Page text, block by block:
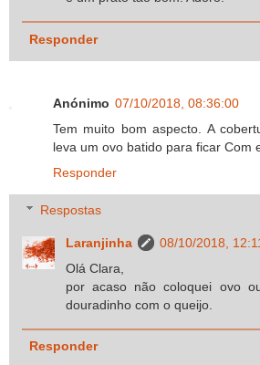
Responder
Anónimo 07/10/2018, 08:36:00
Tem muito bom aspecto. A
leva um ovo batido para ficar Com
Responder
Respostas
Laranjinha
08/10/2018,
Olá Clara,
por acaso não coloquei ovo
douradinho com o queijo.
Responder